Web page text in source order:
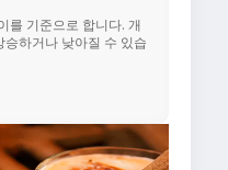
를 기준으로 합니다. 개
하거나 낮아질 수 있습